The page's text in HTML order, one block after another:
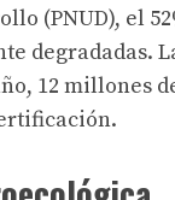
(PNUD), el
degradadas.
12 millones